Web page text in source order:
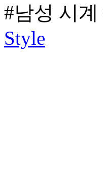
#남성 시계
Style